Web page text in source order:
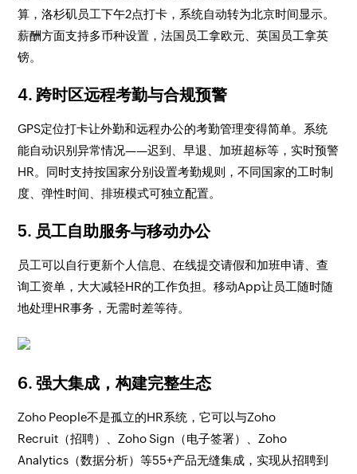
算，洛杉矶员工下午2点打卡，系统自动转为北京时间显示。
薪酬方面支持多币种设置，法国员工拿欧元、英国员工拿英
镑。
4. 跨时区远程考勤与合规预警
GPS定位打卡让外勤和远程办公的考勤管理变得简单。系统
能自动识别异常情况——迟到、早退、加班超标等，实时预警
HR。同时支持按国家分别设置考勤规则，不同国家的工时制
度、弹性时间、排班模式可独立配置。
5. 员工自助服务与移动办公
员工可以自行更新个人信息、在线提交请假和加班申请、查
询工资单，大大减轻HR的工作负担。移动App让员工随时随
地处理HR事务，无需时差等待。
6.强大集成，构建完整生态
Zoho People不是孤立的HR系统，它可以与Zoho
Recruit（招聘）、Zoho Sign（电子签署）、Zoho
Analytics（数据分析）等55+产品无缝集成，实现从招聘到